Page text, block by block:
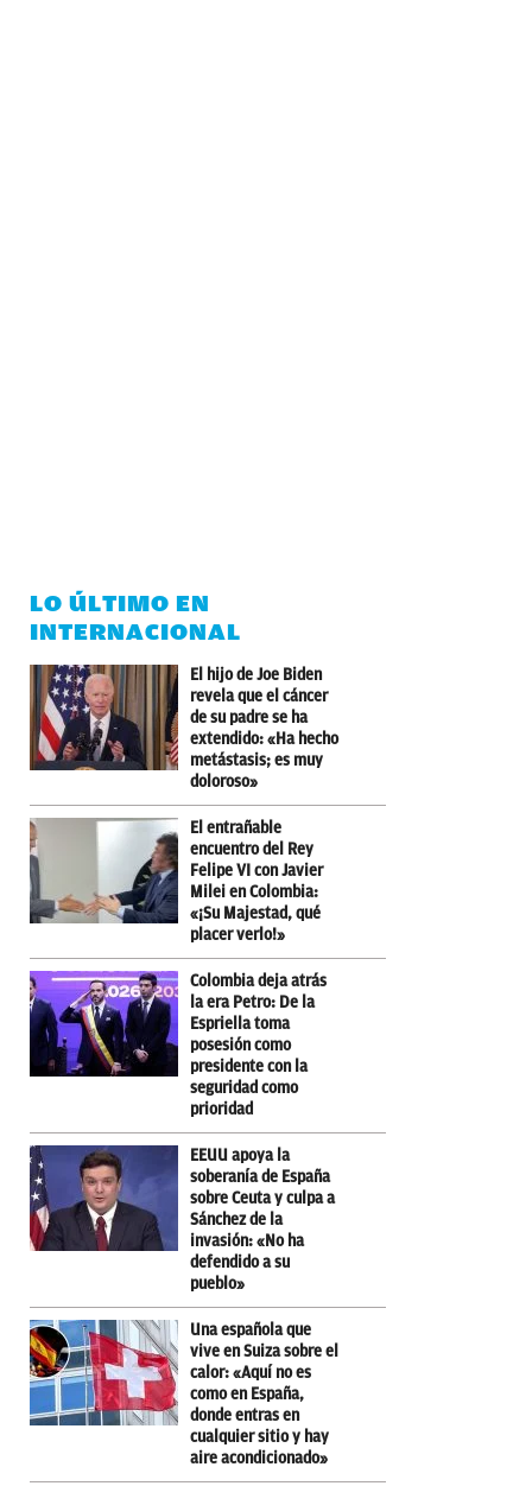
LO ÚLTIMO EN
INTERNACIONAL
El hijo de Joe Biden
revela que el cáncer
de su padre se ha
extendido: «Ha hecho
metástasis; es muy
doloroso»
El entrañable
encuentro del Rey
Felipe VI con Javier
Milei en Colombia:
«¡Su Majestad, qué
placer verlo!»
Colombia deja atrás
la era Petro: De la
Espriella toma
posesión como
presidente con la
seguridad como
prioridad
EEUU apoya la
soberanía de España
sobre Ceuta y culpa a
Sánchez de la
invasión: «No ha
defendido a su
pueblo»
Una española que
vive en Suiza sobre el
calor: «Aquí no es
como en España,
donde entras en
cualquier sitio y hay
aire acondicionado»